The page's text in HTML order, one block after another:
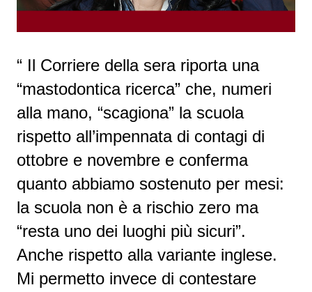
“ Il Corriere della sera riporta una
“mastodontica ricerca” che, numeri
alla mano, “scagiona” la scuola
rispetto all’impennata di contagi di
ottobre e novembre e conferma
quanto abbiamo sostenuto per mesi:
la scuola non è a rischio zero ma
“resta uno dei luoghi più sicuri”.
Anche rispetto alla variante inglese.
Mi permetto invece di contestare